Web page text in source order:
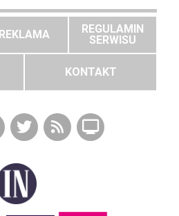
REKLAMA
REGULAMIN
SERWISU
KONTAKT